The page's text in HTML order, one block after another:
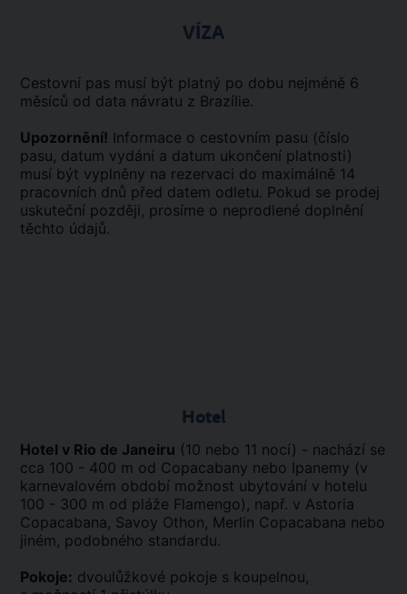
VÍZA
Cestovní pas musí být platný po dobu nejméně 6
měsíců od data návratu z Brazílie.
Upozornění! Informace o cestovním pasu (číslo
pasu, datum vydání a datum ukončení platnosti)
musí být vyplněny na rezervaci do maximálně 14
pracovních dnů před datem odletu. Pokud se prodej
uskuteční později, prosíme o neprodlené doplnění
těchto údajů.
Hotel
Hotel v Rio de Janeiru (10 nebo 11 nocí) - nachází se
cca 100 - 400 m od Copacabany nebo Ipanemy (v
karnevalovém období možnost ubytování v hotelu
100 - 300 m od pláže Flamengo), např. v Astoria
Copacabana, Savoy Othon, Merlin Copacabana nebo
jiném, podobného standardu.
Pokoje: dvoulůžkové pokoje s koupelnou,